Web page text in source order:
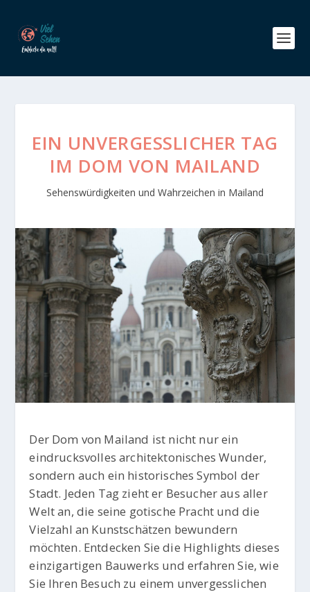
EIN UNVERGESSLICHER TAG
IM DOM VON MAILAND
Sehenswürdigkeiten und Wahrzeichen in Mailand
Der Dom von Mailand ist nicht nur ein
eindrucksvolles architektonisches Wunder,
sondern auch ein historisches Symbol der
Stadt. Jeden Tag zieht er Besucher aus aller
Welt an, die seine gotische Pracht und die
Vielzahl an Kunstschätzen bewundern
möchten. Entdecken Sie die Highlights dieses
einzigartigen Bauwerks und erfahren Sie, wie
Sie Ihren Besuch zu einem unvergesslichen